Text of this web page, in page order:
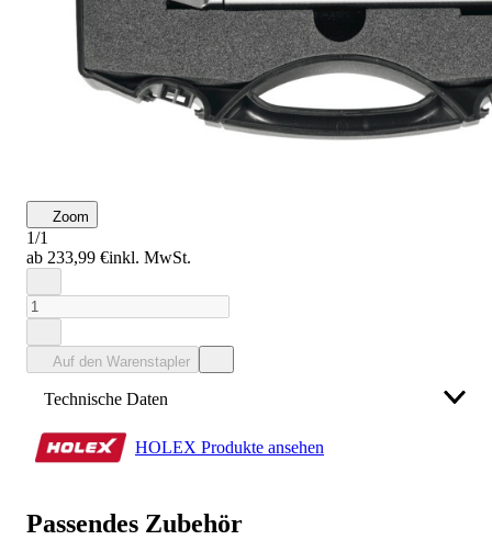
Zoom
1/1
ab 233,99 €inkl. MwSt.
Auf den Warenstapler
Technische Daten
info@hoffmann-group.com
HOLEX Produkte ansehen
Passendes Zubehör